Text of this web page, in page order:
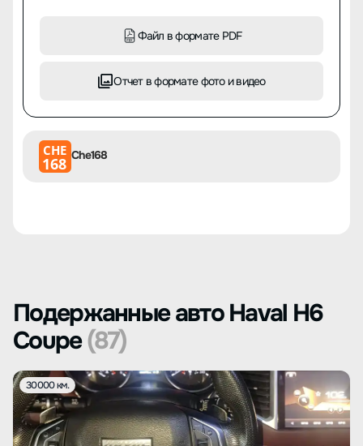
Файл в формате PDF
Отчет в формате фото и видео
CHE
168 Che168
Подержанные авто Haval H6
Coupe(87)
30000 км.